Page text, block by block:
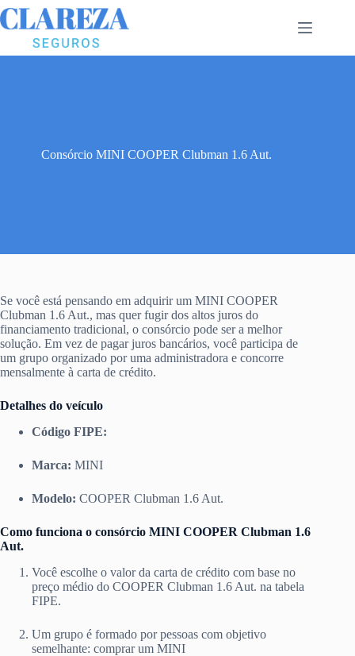
Pular
para
conteúdo
Consórcio MINI COOPER Clubman 1.6 Aut.
Se você está pensando em adquirir um MINI COOPER
Clubman 1.6 Aut., mas quer fugir dos altos juros do
financiamento tradicional, o consórcio pode ser a melhor
solução. Em vez de pagar juros bancários, você participa de
um grupo organizado por uma administradora e concorre
mensalmente à carta de crédito.
Detalhes do veículo
Código FIPE:
Marca: MINI
Modelo: COOPER Clubman 1.6 Aut.
Como funciona o consórcio MINI COOPER Clubman 1.6
Aut.
Você escolhe o valor da carta de crédito com base no
preço médio do COOPER Clubman 1.6 Aut. na tabela
FIPE.
Um grupo é formado por pessoas com objetivo
semelhante: comprar um MINI